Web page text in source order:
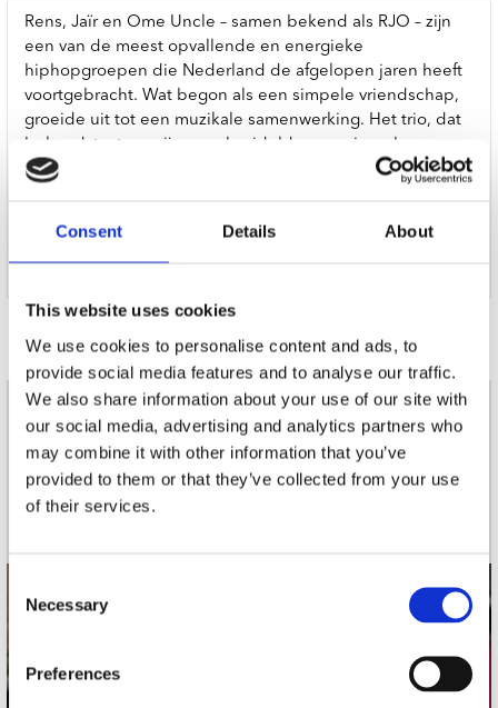
Consent Details About
This website uses cookies
We use cookies to personalise content and ads, to
provide social media features and to analyse our traffic.
We also share information about your use of our site with
our social media, advertising and analytics partners who
may combine it with other information that you’ve
provided to them or that they’ve collected from your use
of their services.
Selection
Necessary
Preferences
Rens, Jaïr en Ome Uncle – samen bekend als RJO – zijn
een van de meest opvallende en energieke
hiphopgroepen die Nederland de afgelopen jaren heeft
voortgebracht. Wat begon als een simpele vriendschap,
groeide uit tot een muzikale samenwerking. Het trio, dat
bekendstaat om zijn ongebreidelde energie, scherpe
teksten en humor, heeft ondertussen een enorme live-
evolutie, maar ook een persoonlijke reflectie van hun reis
tot nu toe.
Door Redactie op
nieuwsbrief
Schrijf je in